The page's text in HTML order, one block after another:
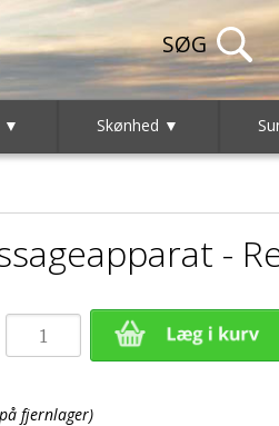
▼ Skønhed ▼
-
fjernlager)